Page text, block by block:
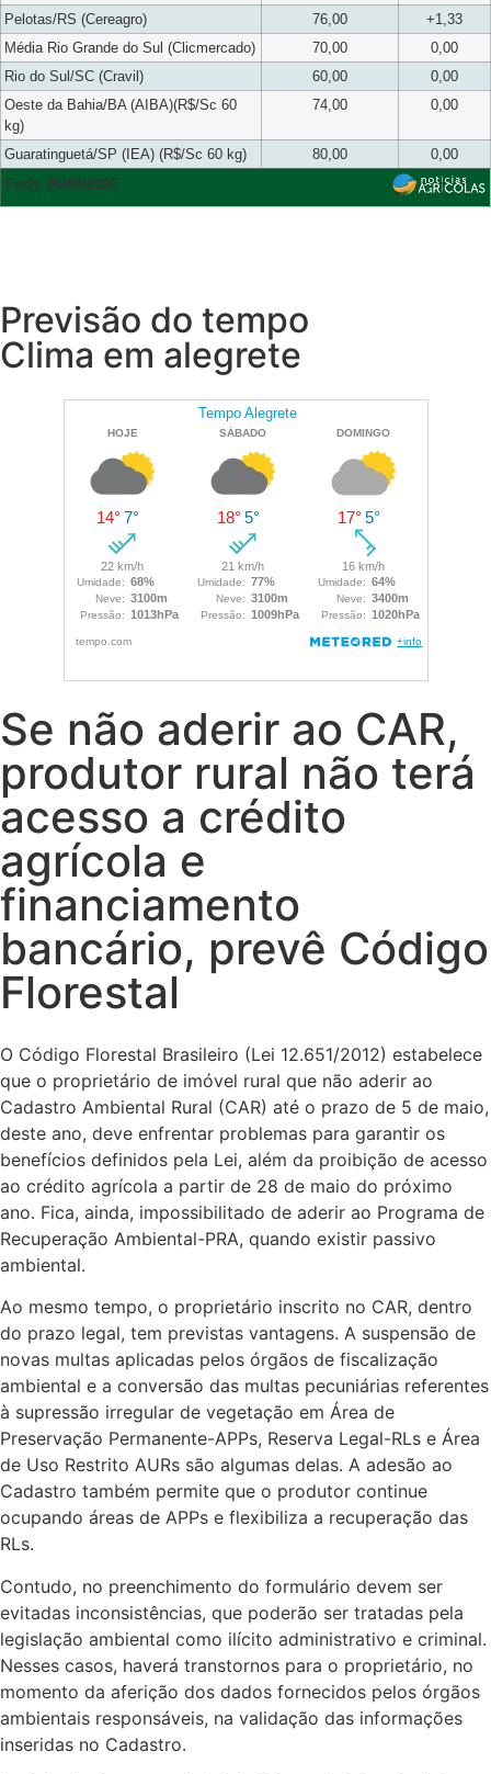
Pelotas/RS (Cereagro)
76,00
+1,33
Média Rio Grande do Sul (Clicmercado)
70,00
0,00
Rio do Sul/SC (Cravil)
60,00
0,00
Oeste da Bahia/BA (AIBA)(R$/Sc 60
kg)
74,00 0,00
Guaratinguetá/SP (IEA) (R$/Sc 60 kg) 80,00
0,00
Fech. 06/08/2026
Previsão do tempo
Clima em alegrete
Se não aderir ao CAR,
produtor rural não terá
acesso a crédito
agrícola e
financiamento
bancário, prevê Código
Florestal
O Código Florestal Brasileiro (Lei 12.651/2012) estabelece
que o proprietário de imóvel rural que não aderir ao
Cadastro Ambiental Rural (CAR) até o prazo de 5 de maio,
deste ano, deve enfrentar problemas para garantir os
benefícios definidos pela Lei, além da proibição de acesso
ao crédito agrícola a partir de 28 de maio do próximo
ano. Fica, ainda, impossibilitado de aderir ao Programa de
Recuperação Ambiental-PRA, quando existir passivo
ambiental.
Ao mesmo tempo, o proprietário inscrito no CAR, dentro
do prazo legal, tem previstas vantagens. A suspensão de
novas multas aplicadas pelos órgãos de fiscalização
ambiental e a conversão das multas pecuniárias referentes
à supressão irregular de vegetação em Área de
Preservação Permanente-APPs, Reserva Legal-RLs e Área
de Uso Restrito AURs são algumas delas. A adesão ao
Cadastro também permite que o produtor continue
ocupando áreas de APPs e flexibiliza a recuperação das
RLs.
Contudo, no preenchimento do formulário devem ser
evitadas inconsistências, que poderão ser tratadas pela
legislação ambiental como ilícito administrativo e criminal.
Nesses casos, haverá transtornos para o proprietário, no
momento da aferição dos dados fornecidos pelos órgãos
ambientais responsáveis, na validação das informações
inseridas no Cadastro.